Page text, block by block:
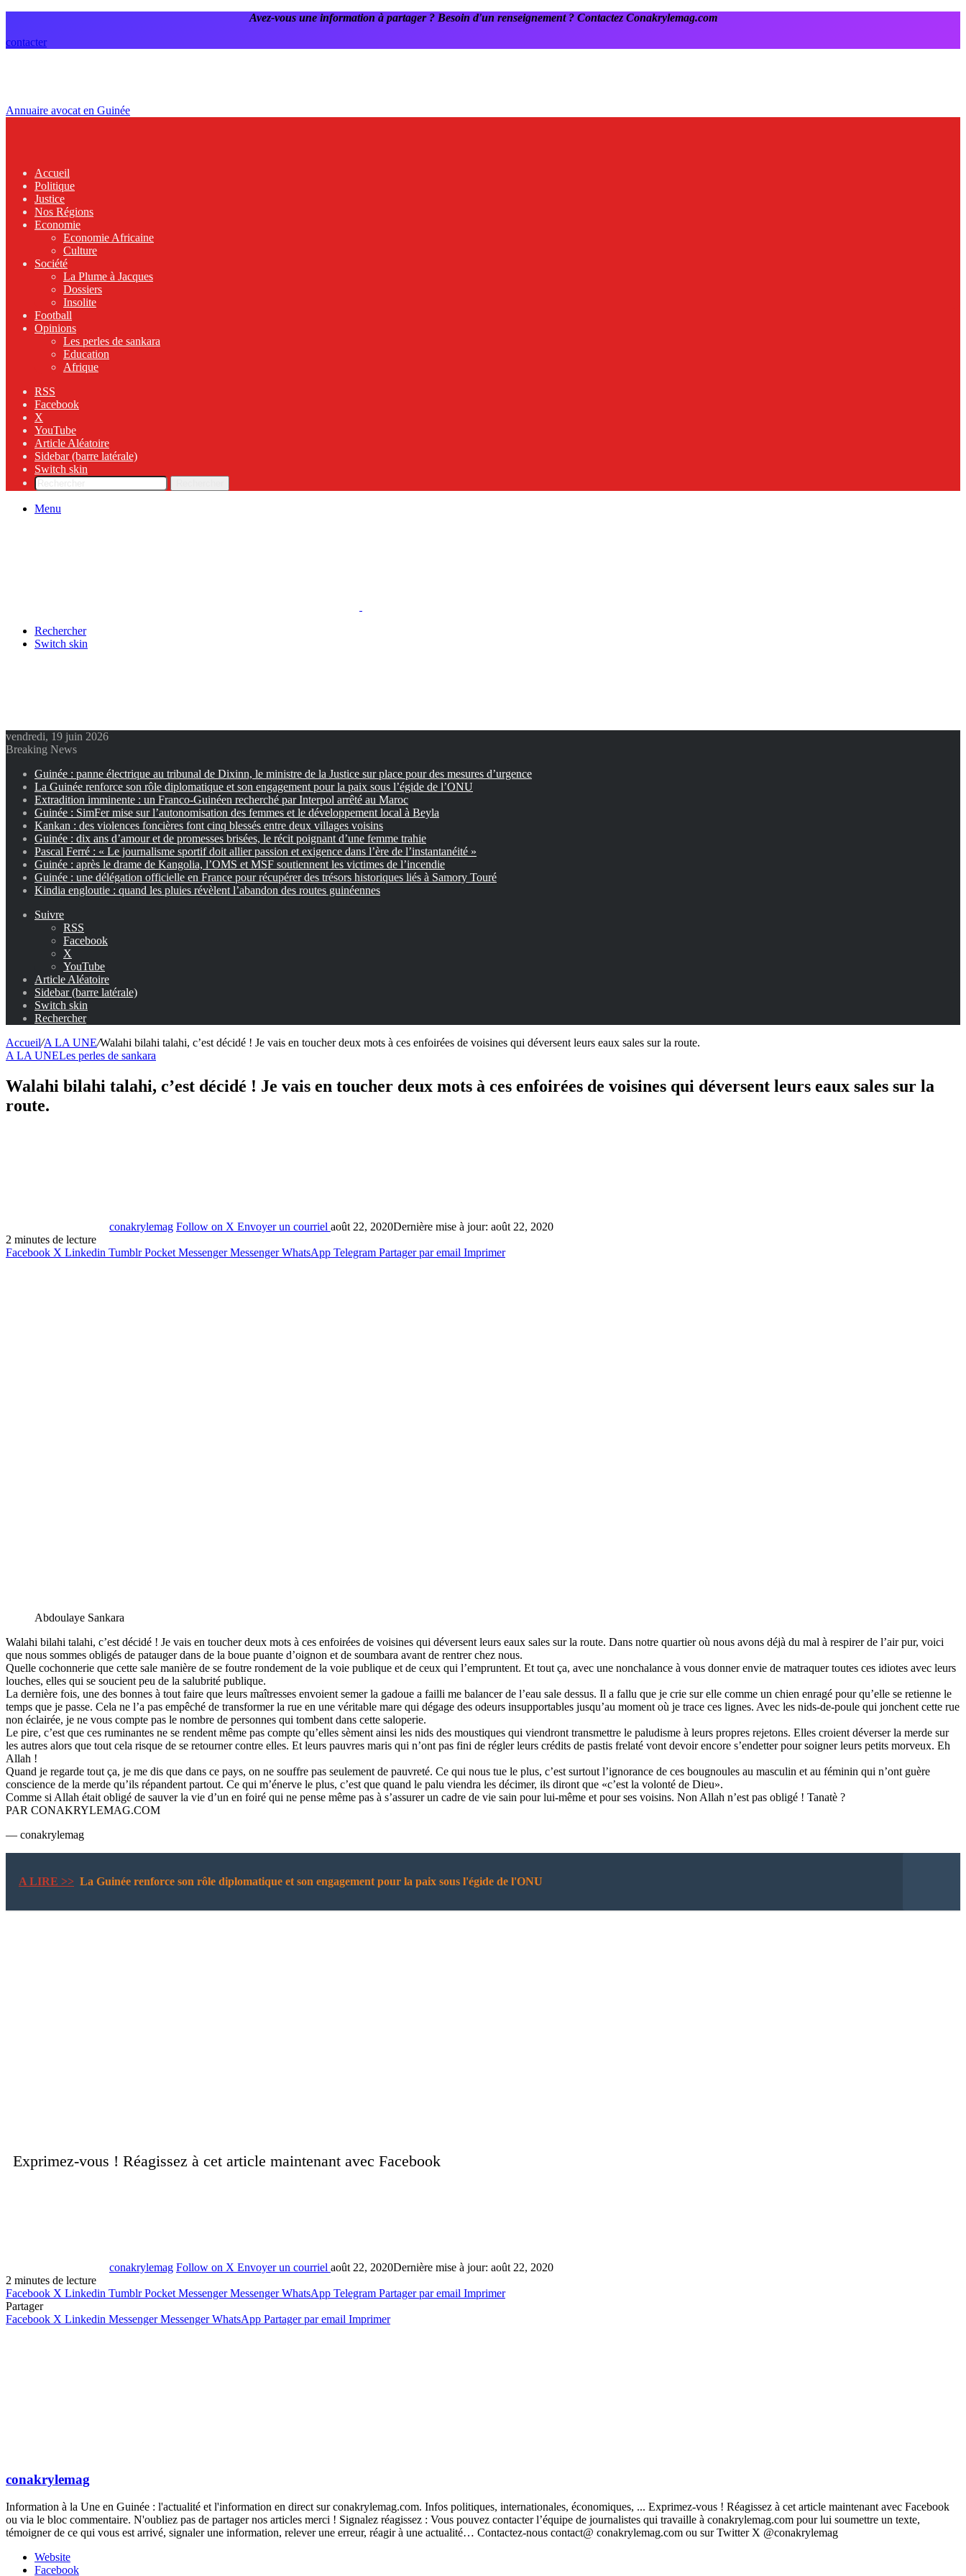
Avez-vous une information à partager ? Besoin d'un renseignement ? Contactez Conakrylemag.com
contacter
Annuaire avocat en Guinée
Accueil
Politique
Justice
Nos Régions
Economie
Economie Africaine
Culture
Société
La Plume à Jacques
Dossiers
Insolite
Football
Opinions
Les perles de sankara
Education
Afrique
RSS
Facebook
X
YouTube
Article Aléatoire
Sidebar (barre latérale)
Switch skin
Menu
Rechercher
Switch skin
vendredi, 19 juin 2026
Breaking News
Guinée : panne électrique au tribunal de Dixinn, le ministre de la Justice sur place pour des mesures d’urgence
La Guinée renforce son rôle diplomatique et son engagement pour la paix sous l’égide de l’ONU
Extradition imminente : un Franco-Guinéen recherché par Interpol arrêté au Maroc
Guinée : SimFer mise sur l’autonomisation des femmes et le développement local à Beyla
Kankan : des violences foncières font cinq blessés entre deux villages voisins
Guinée : dix ans d’amour et de promesses brisées, le récit poignant d’une femme trahie
Pascal Ferré : « Le journalisme sportif doit allier passion et exigence dans l’ère de l’instantanéité »
Guinée : après le drame de Kangolia, l’OMS et MSF soutiennent les victimes de l’incendie
Guinée : une délégation officielle en France pour récupérer des trésors historiques liés à Samory Touré
Kindia engloutie : quand les pluies révèlent l’abandon des routes guinéennes
Suivre
RSS
Facebook
X
YouTube
Article Aléatoire
Sidebar (barre latérale)
Switch skin
Rechercher
Accueil/A LA UNE/Walahi bilahi talahi, c’est décidé ! Je vais en toucher deux mots à ces enfoirées de voisines qui déversent leurs eaux sales sur la route.
A LA UNELes perles de sankara
Walahi bilahi talahi, c’est décidé ! Je vais en toucher deux mots à ces enfoirées de voisines qui déversent leurs eaux sales sur la
route.
conakrylemag Follow on X Envoyer un courriel août 22, 2020Dernière mise à jour: août 22, 2020
2 minutes de lecture
Facebook X Linkedin Tumblr Pocket Messenger Messenger WhatsApp Telegram Partager par email Imprimer
Abdoulaye Sankara
Walahi bilahi talahi, c’est décidé ! Je vais en toucher deux mots à ces enfoirées de voisines qui déversent leurs eaux sales sur la route. Dans notre quartier où nous avons déjà du mal à respirer de l’air pur, voici
que nous sommes obligés de patauger dans de la boue puante d’oignon et de soumbara avant de rentrer chez nous.
Quelle cochonnerie que cette sale manière de se foutre rondement de la voie publique et de ceux qui l’empruntent. Et tout ça, avec une nonchalance à vous donner envie de matraquer toutes ces idiotes avec leurs
louches, elles qui se soucient peu de la salubrité publique.
La dernière fois, une des bonnes à tout faire que leurs maîtresses envoient semer la gadoue a failli me balancer de l’eau sale dessus. Il a fallu que je crie sur elle comme un chien enragé pour qu’elle se retienne le
temps que je passe. Cela ne l’a pas empêché de transformer la rue en une véritable mare qui dégage des odeurs insupportables jusqu’au moment où je trace ces lignes. Avec les nids-de-poule qui jonchent cette rue
non éclairée, je ne vous compte pas le nombre de personnes qui tombent dans cette saloperie.
Le pire, c’est que ces ruminantes ne se rendent même pas compte qu’elles sèment ainsi les nids des moustiques qui viendront transmettre le paludisme à leurs propres rejetons. Elles croient déverser la merde sur
les autres alors que tout cela risque de se retourner contre elles. Et leurs pauvres maris qui n’ont pas fini de régler leurs crédits de pastis frelaté vont devoir encore s’endetter pour soigner leurs petits morveux. Eh
Allah !
Quand je regarde tout ça, je me dis que dans ce pays, on ne souffre pas seulement de pauvreté. Ce qui nous tue le plus, c’est surtout l’ignorance de ces bougnoules au masculin et au féminin qui n’ont guère
conscience de la merde qu’ils répandent partout. Ce qui m’énerve le plus, c’est que quand le palu viendra les décimer, ils diront que «c’est la volonté de Dieu».
Comme si Allah était obligé de sauver la vie d’un en foiré qui ne pense même pas à s’assurer un cadre de vie sain pour lui-même et pour ses voisins. Non Allah n’est pas obligé ! Tanatè ?
PAR CONAKRYLEMAG.COM
— conakrylemag
A LIRE >> La Guinée renforce son rôle diplomatique et son engagement pour la paix sous l'égide de l'ONU
Exprimez-vous ! Réagissez à cet article maintenant avec Facebook
conakrylemag Follow on X Envoyer un courriel août 22, 2020Dernière mise à jour: août 22, 2020
2 minutes de lecture
Facebook X Linkedin Tumblr Pocket Messenger Messenger WhatsApp Telegram Partager par email Imprimer
Partager
Facebook X Linkedin Messenger Messenger WhatsApp Partager par email Imprimer
conakrylemag
Information à la Une en Guinée : l'actualité et l'information en direct sur conakrylemag.com. Infos politiques, internationales, économiques, ... Exprimez-vous ! Réagissez à cet article maintenant avec Facebook
ou via le bloc commentaire. N'oubliez pas de partager nos articles merci ! Signalez réagissez : Vous pouvez contacter l’équipe de journalistes qui travaille à conakrylemag.com pour lui soumettre un texte,
témoigner de ce qui vous est arrivé, signaler une information, relever une erreur, réagir à une actualité… Contactez-nous contact@ conakrylemag.com ou sur Twitter X @conakrylemag
Website
Facebook